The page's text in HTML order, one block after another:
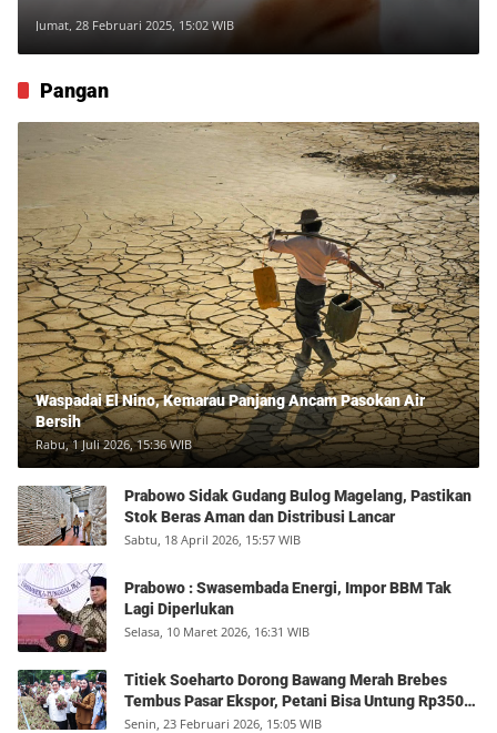
Jumat, 28 Februari 2025, 15:02 WIB
Pangan
Waspadai El Nino, Kemarau Panjang Ancam Pasokan Air
Bersih
Rabu, 1 Juli 2026, 15:36 WIB
Prabowo Sidak Gudang Bulog Magelang, Pastikan
Stok Beras Aman dan Distribusi Lancar
Sabtu, 18 April 2026, 15:57 WIB
Prabowo : Swasembada Energi, Impor BBM Tak
Lagi Diperlukan
Selasa, 10 Maret 2026, 16:31 WIB
Titiek Soeharto Dorong Bawang Merah Brebes
Tembus Pasar Ekspor, Petani Bisa Untung Rp350
Juta per Hektare
Senin, 23 Februari 2026, 15:05 WIB